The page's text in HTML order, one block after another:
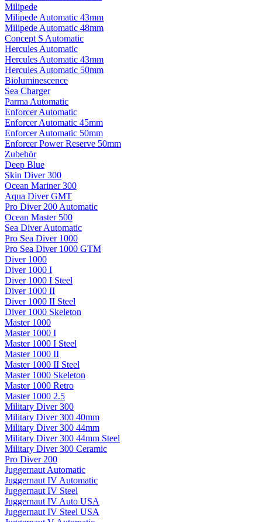
Milipede
Milipede Automatic 43mm
Milipede Automatic 48mm
Concept S Automatic
Hercules Automatic
Hercules Automatic 43mm
Hercules Automatic 50mm
Bioluminescence
Sea Charger
Parma Automatic
Enforcer Automatic
Enforcer Automatic 45mm
Enforcer Automatic 50mm
Enforcer Power Reserve 50mm
Zubehör
Deep Blue
Skin Diver 300
Ocean Mariner 300
Aqua Diver GMT
Pro Diver 200 Automatic
Ocean Master 500
Sea Diver Automatic
Pro Sea Diver 1000
Pro Sea Diver 1000 GTM
Diver 1000
Diver 1000 I
Diver 1000 I Steel
Diver 1000 II
Diver 1000 II Steel
Diver 1000 Skeleton
Master 1000
Master 1000 I
Master 1000 I Steel
Master 1000 II
Master 1000 II Steel
Master 1000 Skeleton
Master 1000 Retro
Master 1000 2.5
Military Diver 300
Military Diver 300 40mm
Military Diver 300 44mm
Military Diver 300 44mm Steel
Military Diver 300 Ceramic
Pro Diver 200
Juggernaut Automatic
Juggernaut IV Automatic
Juggernaut IV Steel
Juggernaut IV Auto USA
Juggernaut IV Steel USA